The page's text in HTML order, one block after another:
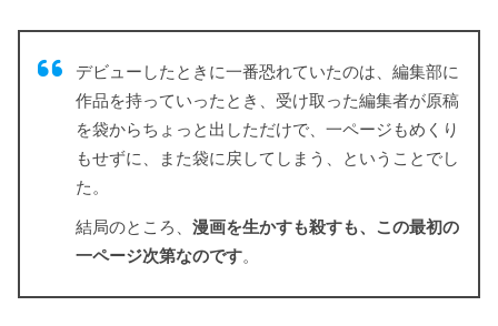
デビューしたときに一番恐れていたのは、編集部に
作品を持っていったとき、受け取った編集者が原稿
を袋からちょっと出しただけで、一ページもめくり
もせずに、また袋に戻してしまう、ということでし
た。
結局のところ、 漫画を生かすも殺すも、この最初の
一ページ次第なのです。